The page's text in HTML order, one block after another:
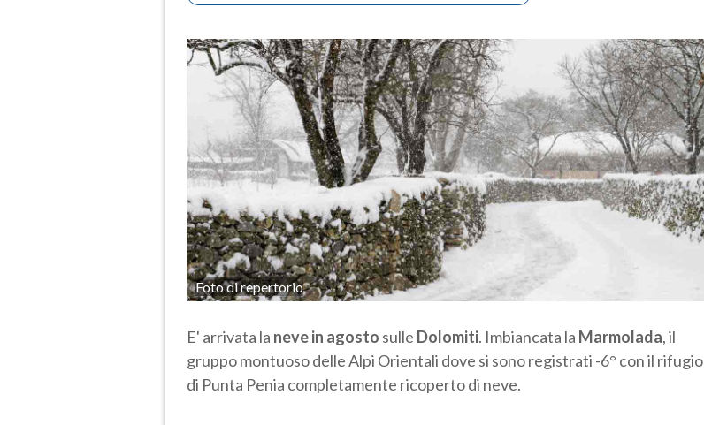
Foto di repertorio
E' arrivata la neve in agosto sulle Dolomiti. Imbiancata la Marmolada, il
gruppo montuoso delle Alpi Orientali dove si sono registrati -6° con il rifugio
di Punta Penia completamente ricoperto di neve.